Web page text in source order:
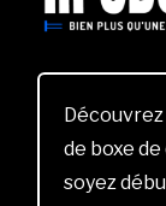
de boxe
soyez